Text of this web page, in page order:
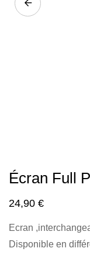
au
la
Galerie
Écran Full
24,90 €
Ecran
Disponible en